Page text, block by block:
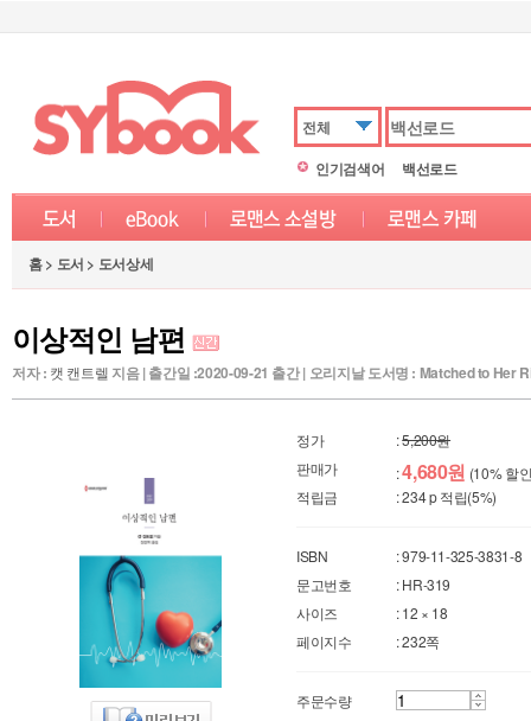
전체
인기검색어
백선로드
홈 > 도서 > 도서상세
이상적인 남편
저자 : 캣 캔트렐 지음 | 출간일 :2020-09-21 출간 | 오리지날 도서명 : Matched to Her
정가 :5,200원
판매가
:4,680원 (10% 할
적립금
: 234 p 적립(5%)
ISBN
: 979-11-325-3831-8
문고번호
: HR-319
사이즈
: 12 × 18
페이지수
: 232쪽
주문수량